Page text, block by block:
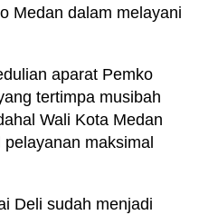
Medan dalam melayani
aparat Pemko
tertimpa musibah
Wali Kota Medan
maksimal
Deli sudah menjadi